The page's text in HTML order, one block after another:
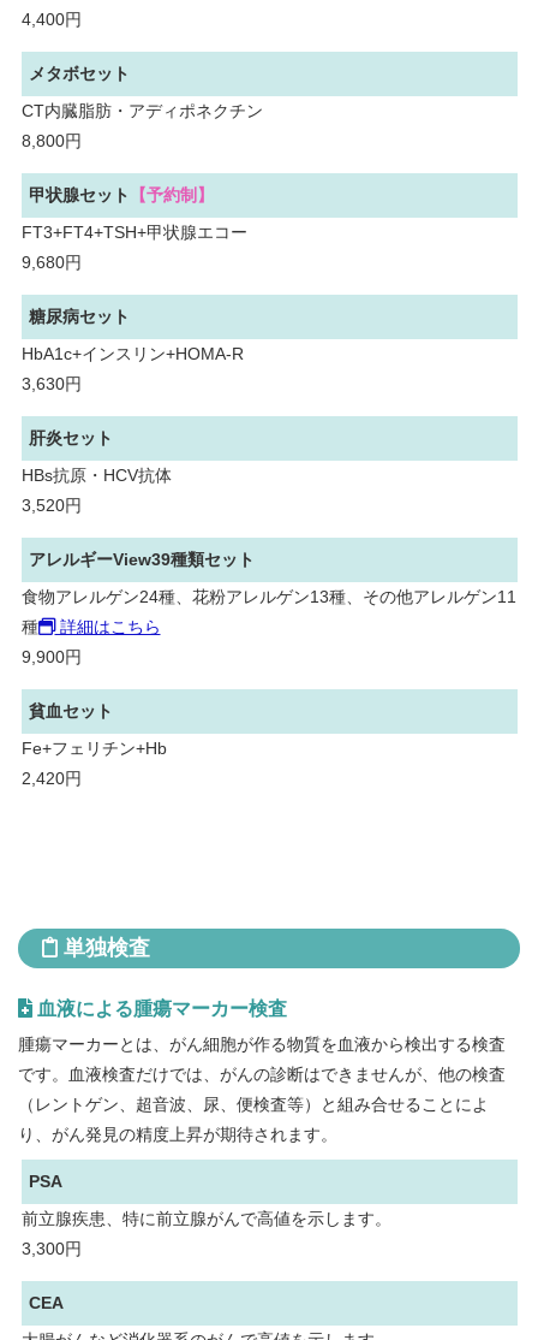
4,400円
メタボセット
CT内臓脂肪・アディポネクチン
8,800円
甲状腺セット 【予約制】
FT3+FT4+TSH+甲状腺エコー
9,680円
糖尿病セット
HbA1c+インスリン+HOMA-R
3,630円
肝炎セット
HBs抗原・HCV抗体
3,520円
アレルギーView39種類セット
食物アレルゲン24種、花粉アレルゲン13種、その他アレルゲン11
種
詳細はこちら
9,900円
貧血セット
Fe+フェリチン+Hb
2,420円
単独検査
血液による腫瘍マーカー検査
腫瘍マーカーとは、がん細胞が作る物質を血液から検出する検査
です。血液検査だけでは、がんの診断はできませんが、他の検査
（レントゲン、超音波、尿、便検査等）と組み合せることによ
り、がん発見の精度上昇が期待されます。
PSA
前立腺疾患、特に前立腺がんで高値を示します。
3,300円
CEA